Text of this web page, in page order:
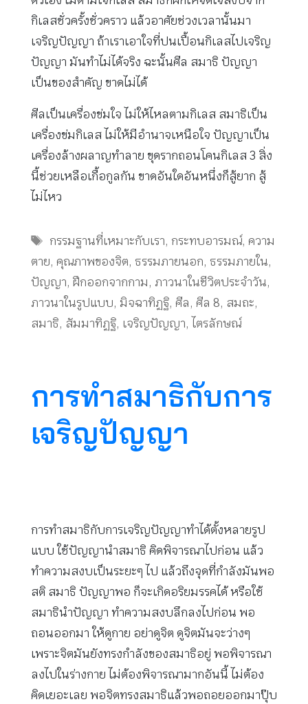
กิเลสชั่วครั้งชั่วคราว แล้วอาศัยช่วงเวลานั้นมา
เจริญปัญญา ถ้าเราเอาใจที่ปนเปื้อนกิเลสไปเจริญ
ปัญญา มันทำไม่ได้จริง ฉะนั้นศีล สมาธิ ปัญญา
เป็นของสำคัญ ขาดไม่ได้
ศีลเป็นเครื่องข่มใจ ไม่ให้ไหลตามกิเลส สมาธิเป็น
เครื่องข่มกิเลส ไม่ให้มีอำนาจเหนือใจ ปัญญาเป็น
เครื่องล้างผลาญทำลาย ขุดรากถอนโคนกิเลส 3 สิ่ง
นี้ช่วยเหลือเกื้อกูลกัน ขาดอันใดอันหนึ่งก็สู้ยาก สู้
ไม่ไหว
Tags
กรรมฐานที่เหมาะกับเรา, กระทบอารมณ์,ความ
ตาย, คุณภาพของจิต, ธรรมภายนอก, ธรรมภายใน,
ปัญญา, ฝึกออกจากกาม, ภาวนาในชีวิตประจำวัน,
ภาวนาในรูปแบบ, มิจฉาทิฏฐิ, ศีล, ศีล 8, สมถะ,
สมาธิ, สัมมาทิฏฐิ, เจริญปัญญา, ไตรลักษณ์
การทำสมาธิกับการ
เจริญปัญญา
การทำสมาธิกับการเจริญปัญญาทำได้ตั้งหลายรูป
แบบ ใช้ปัญญานำสมาธิ คิดพิจารณาไปก่อน แล้ว
ทำความสงบเป็นระยะๆ ไป แล้วถึงจุดที่กำลังมันพอ
สติ สมาธิ ปัญญาพอ ก็จะเกิดอริยมรรคได้ หรือใช้
สมาธินำปัญญา ทำความสงบลึกลงไปก่อน พอ
ถอนออกมา ให้ดูกาย อย่าดูจิต ดูจิตมันจะว่างๆ
เพราะจิตมันยังทรงกำลังของสมาธิอยู่ พอพิจารณา
ลงไปในร่างกาย ไม่ต้องพิจารณามากอันนี้ ไม่ต้อง
คิดเยอะเลย พอจิตทรงสมาธิแล้วพอถอยออกมาปุ๊บ